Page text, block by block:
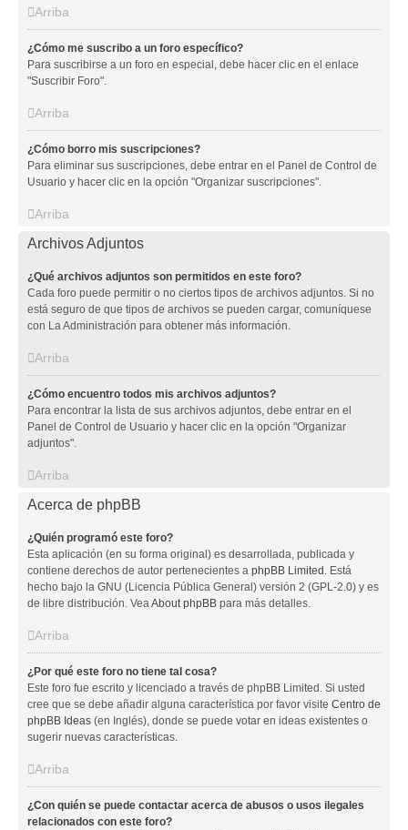
Arriba
¿Cómo me suscribo a un foro específico?
Para suscribirse a un foro en especial, debe hacer clic en el enlace
"Suscribir Foro".
Arriba
¿Cómo borro mis suscripciones?
Para eliminar sus suscripciones, debe entrar en el Panel de Control de
Usuario y hacer clic en la opción "Organizar suscripciones".
Arriba
Archivos Adjuntos
¿Qué archivos adjuntos son permitidos en este foro?
Cada foro puede permitir o no ciertos tipos de archivos adjuntos. Si no
está seguro de que tipos de archivos se pueden cargar, comuníquese
con La Administración para obtener más información.
Arriba
¿Cómo encuentro todos mis archivos adjuntos?
Para encontrar la lista de sus archivos adjuntos, debe entrar en el
Panel de Control de Usuario y hacer clic en la opción "Organizar
adjuntos".
Arriba
Acerca de phpBB
¿Quién programó este foro?
Esta aplicación (en su forma original) es desarrollada, publicada y
contiene derechos de autor pertenecientes a phpBB Limited . Está
hecho bajo la GNU (Licencia Pública General) versión 2 (GPL-2.0) y es
de libre distribución. VeaAbout phpBB para más detalles.
Arriba
¿Por qué este foro no tiene tal cosa?
Este foro fue escrito y licenciado a través de phpBB Limited. Si usted
cree que se debe añadir alguna característica por favor visite Centro de
phpBB Ideas (en Inglés), donde se puede votar en ideas existentes o
sugerir nuevas características.
Arriba
¿Con quién se puede contactar acerca de abusos o usos ilegales
relacionados con este foro?